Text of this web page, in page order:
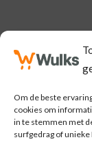
Om de beste
cookies om
in te stemmen met
surfgedrag of
Meld je